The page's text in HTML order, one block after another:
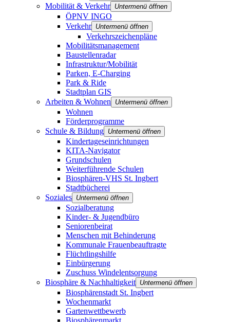
Mobilität & Verkehr Untermenü öffnen
ÖPNV INGO
Verkehr Untermenü öffnen
Verkehrszeichenpläne
Mobilitätsmanagement
Baustellenradar
Infrastruktur/Mobilität
Parken, E-Charging
Park & Ride
Stadtplan GIS
Arbeiten & Wohnen
Untermenü öffnen
Wohnen
Förderprogramme
Schule & Bildung Untermenü öffnen
Kindertageseinrichtungen
KITA-Navigator
Grundschulen
Weiterführende Schulen
Biosphären-VHS St. Ingbert
Stadtbücherei
Soziales Untermenü öffnen
Sozialberatung
Kinder- & Jugendbüro
Seniorenbeirat
Menschen mit Behinderung
Kommunale Frauenbeauftragte
Flüchtlingshilfe
Einbürgerung
Zuschuss Windelentsorgung
Biosphäre & Nachhaltigkeit Untermenü öffnen
Biosphärenstadt St. Ingbert
Wochenmarkt
Gartenwettbewerb
Biosphärenmarkt